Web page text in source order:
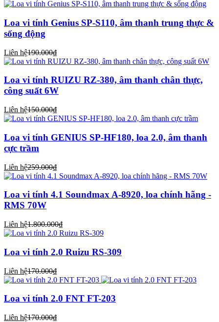
Loa vi tính Genius SP-S110, âm thanh trung thực &
sống động
Liên hệ190.000₫
Loa vi tính RUIZU RZ-380, âm thanh chân thực,
công suất 6W
Liên hệ150.000₫
Loa vi tính GENIUS SP-HF180, loa 2.0, âm thanh
cực trầm
Liên hệ259.000₫
Loa vi tính 4.1 Soundmax A-8920, loa chính hãng -
RMS 70W
Liên hệ1.800.000₫
Loa vi tính 2.0 Ruizu RS-309
Liên hệ170.000₫
Loa vi tính 2.0 FNT FT-203
Liên hệ170.000₫